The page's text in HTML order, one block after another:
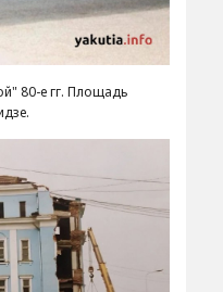
80-е гг. Площадь